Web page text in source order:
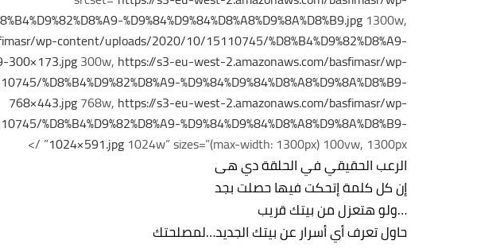
%D9%84%D9%84%D8%A8%D9%8A%D8%B9.jpg 1300w,
wp-content/uploads/2020/10/15110745/%D8%B4%D9%82%D8%A9-
300×173.jpg300w, https://s3-eu-west-2.amazonaws.com/basfimasr/wp-
%D8%B4%D9%82%D8%A9-%D9%84%D9%84%D8%A8%D9%8A%D8%B9-
768×443.jpg768w, https://s3-eu-west-2.amazonaws.com/basfimasr/wp-
%D8%B4%D9%82%D8%A9-%D9%84%D9%84%D8%A8%D9%8A%D8%B9-
1024×591.jpg 1024w” sizes=”(max-width: 1300px) 100vw, 1300px” />
الرعب الحقيقي في الحلقة دي هى
إن كل كلمة إتحكت فيها حصلت بجد
…ولو هتعزل من بيتك قريب
حاول تعرف أي أسرار عن بيتك الجديد…لمصلحتك